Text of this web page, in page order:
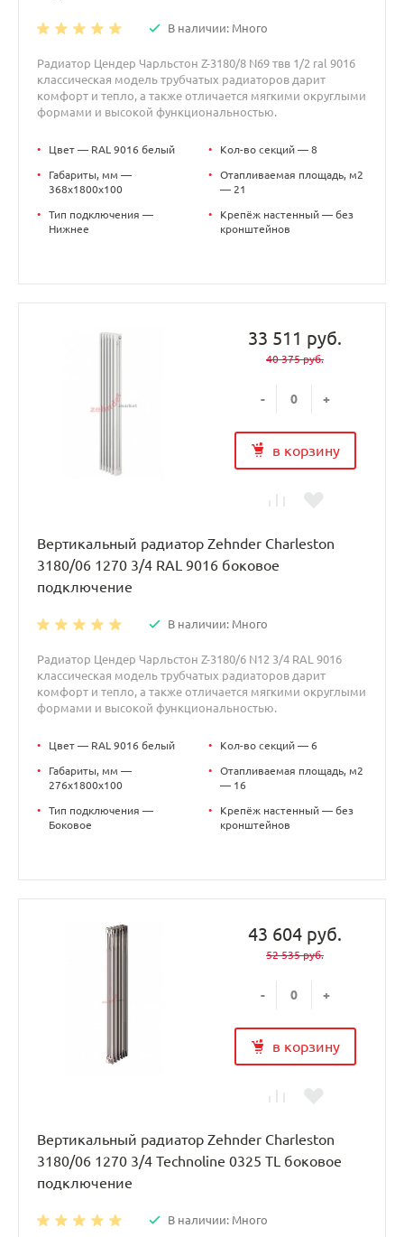
В наличии: Много
Радиатор Цендер Чарльстон Z-3180/8 N69 твв 1/2 ral 9016
классическая модель трубчатых радиаторов дарит
комфорт и тепло, а также отличается мягкими округлыми
формами и высокой функциональностью.
• Цвет — RAL 9016 белый
•
Габариты, мм —
368x1800x100
•
Тип подключения —
Нижнее
• Кол-во секций — 8
•
Отапливаемая площадь, м2
— 21
•
Крепёж настенный — без
кронштейнов
33 511 руб.
40 375 руб.
- +
в корзину
Вертикальный радиатор Zehnder Charleston
3180/06 1270 3/4 RAL 9016 боковое
подключение
В наличии: Много
Радиатор Цендер Чарльстон Z-3180/6 N12 3/4 RAL 9016
классическая модель трубчатых радиаторов дарит
комфорт и тепло, а также отличается мягкими округлыми
формами и высокой функциональностью.
• Цвет — RAL 9016 белый
•
Габариты, мм —
276x1800x100
•
Тип подключения —
Боковое
• Кол-во секций — 6
•
Отапливаемая площадь, м2
— 16
•
Крепёж настенный — без
кронштейнов
43 604 руб.
52 535 руб.
- +
в корзину
Вертикальный радиатор Zehnder Charleston
3180/06 1270 3/4 Technoline 0325 TL боковое
подключение
В наличии: Много